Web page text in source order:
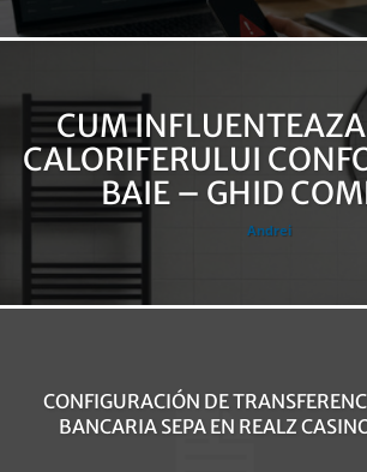
CUM
CALORIFERULUI
BAIE – GHID
Andrei
CONFIGURACIÓN DE
BANCARIA SEPA EN REALZ